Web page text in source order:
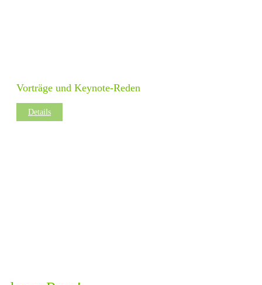
Vorträge und Keynote-Reden
Details